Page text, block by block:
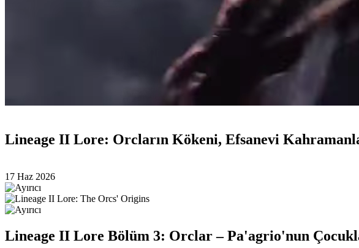
Lineage II Lore: Orcların Kökeni, Efsanevi
17 Haz 2026
Lineage II Lore Bölüm 3: Orclar – Pa'agrio'nun